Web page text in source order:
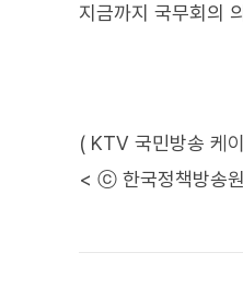
지금까지 국무회의
( KTV 국민방송 케
< ⓒ 한국정책방송